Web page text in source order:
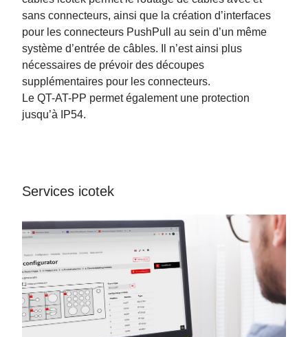
sans connecteurs, ainsi que la création d’interfaces
pour les connecteurs PushPull au sein d’un même
système d’entrée de câbles. Il n’est ainsi plus
nécessaires de prévoir des découpes
supplémentaires pour les connecteurs.
Le QT-AT-PP permet également une protection
jusqu’à IP54.
Services icotek